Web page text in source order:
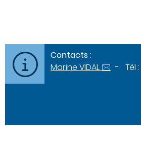
Contacts:
Marine VIDAL 🖂 - Tél :